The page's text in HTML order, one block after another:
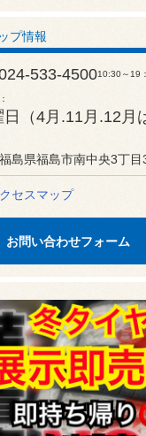
プ情報
533-450010:30～19
日（4月.11月.12月
）
福島県福島市南中央3丁目
セスマップ
お問い合わせフォーム